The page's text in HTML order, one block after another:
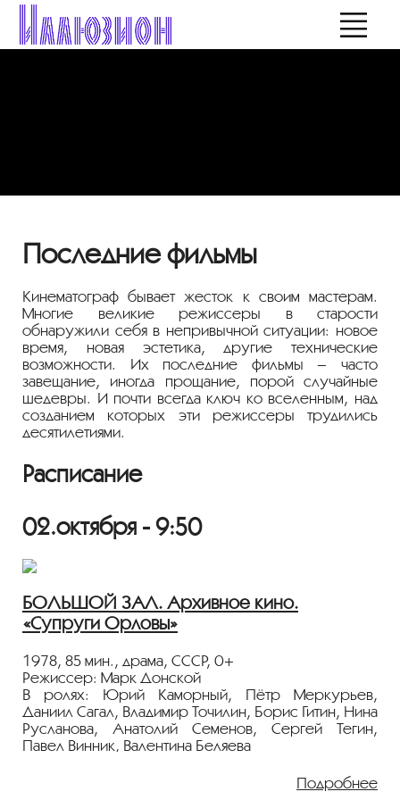
Последние фильмы
Кинематограф бывает жесток к своим мастерам.
Многие великие режиссеры в старости
обнаружили себя в непривычной ситуации: новое
время, новая эстетика, другие технические
возможности. Их последние фильмы – часто
завещание, иногда прощание, порой случайные
шедевры. И почти всегда ключ ко вселенным, над
созданием которых эти режиссеры трудились
десятилетиями.
Расписание
02.октября - 9:50
БОЛЬШОЙ ЗАЛ. Архивное кино.
«Супруги Орловы»
1978, 85 мин., драма, СССР, 0+
Режиссер: Марк Донской
В ролях: Юрий Каморный, Пётр Меркурьев,
Даниил Сагал, Владимир Точилин, Борис Гитин, Нина
Русланова, Анатолий Семенов, Сергей Тегин,
Павел Винник, Валентина Беляева
По мотивам ранних рассказов М.Горького:
"Супруги Орловы", "Сочельник", "Встряска" и др.
Подробнее